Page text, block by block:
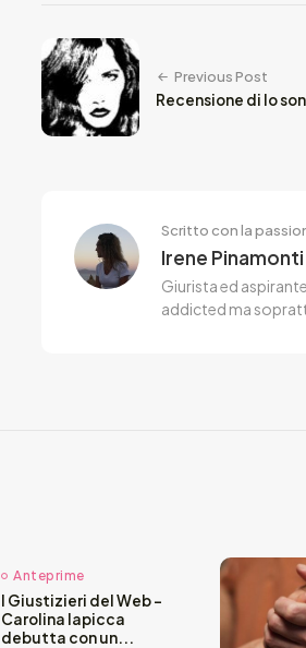
Previous Post
Recensione di Io
Scritto con la
Irene Pinamonti
Giurista ed
addicted ma
Anteprime
I Giustizieri del Web –
Carolina Iapicca
debutta con un...